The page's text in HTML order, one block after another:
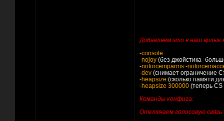
Добавляем это в наш
-console
-nojoy (без джойстика-
-noforcemparms -
-dev (снимает ограничение
-heapsize (сколько памяти
-heapsize 300000 (теперь CS
Команды конфига:
Отключаем голосовую связь: